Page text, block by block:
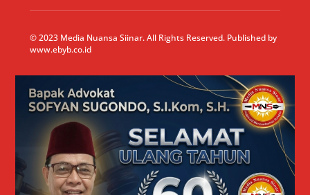
© 2023 Media Nuansa Siinar. All Rights Reserved. Published by
www.ebyb.co.id